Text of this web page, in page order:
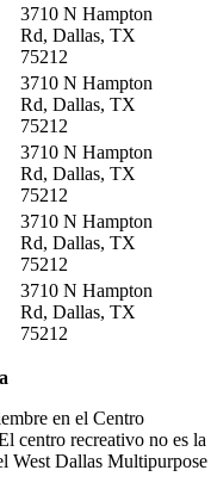
3710 N Hampton
Rd, Dallas, TX
75212
3710 N Hampton
Rd, Dallas, TX
75212
3710 N Hampton
Rd, Dallas, TX
75212
3710 N Hampton
Rd, Dallas, TX
75212
3710 N Hampton
Rd, Dallas, TX
75212
en el Centro
centro recreativo no es la
West Dallas Multipurpose